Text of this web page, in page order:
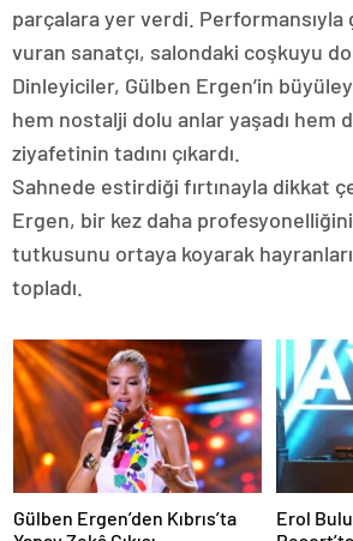
parçalara yer verdi. Performansıyla
vuran sanatçı, salondaki coşkuyu
Dinleyiciler, Gülben Ergen’in
hem nostalji dolu anlar yaşadı hem
ziyafetinin tadını çıkardı.
Sahnede estirdiği fırtınayla dikkat
Ergen, bir kez daha
tutkusunu ortaya koyarak
topladı.
Gülben Ergen’den Kıbrıs’ta
Erol